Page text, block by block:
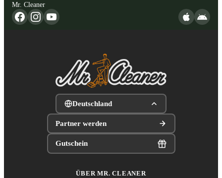
Mr. Cleaner
Deutschland
Partner werden
Gutschein
ÜBER MR. CLEANER